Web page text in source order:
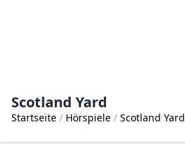
Scotland Yard
Startseite Hörspiele Scotland Yard